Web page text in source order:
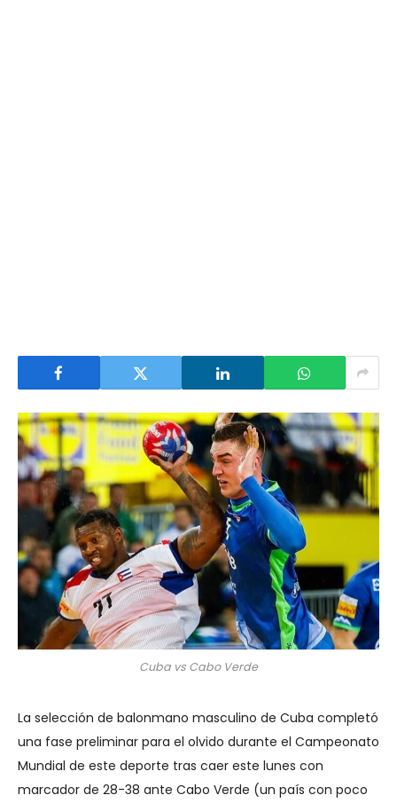
Cuba vs Cabo Verde
La selección de balonmano masculino de Cuba completó
una fase preliminar para el olvido durante el Campeonato
Mundial de este deporte tras caer este lunes con
marcador de 28-38 ante Cabo Verde (un país con poco